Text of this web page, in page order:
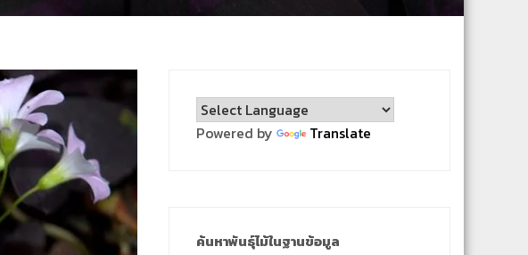
Powered by Translate
ค้นหาพันธุ์ไม้ในฐานข้อมูล